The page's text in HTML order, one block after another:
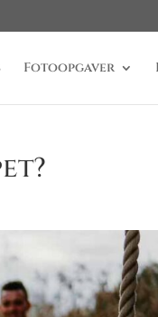
Fotoopgaver